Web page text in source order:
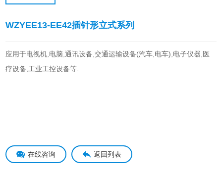
WZYEE13-EE42插针形立式系列
应用于电视机,电脑,通讯设备,交通运输设备(汽车,电车),电子仪器,医
疗设备,工业工控设备等.
在线咨询 返回列表